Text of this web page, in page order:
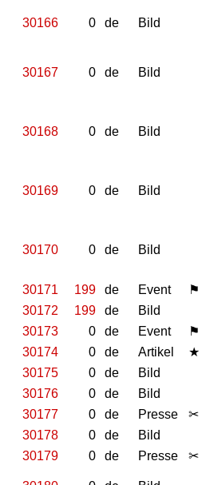
30166 0 de Bild
30167 0 de Bild
30168 0 de Bild
30169 0 de Bild
30170 0 de Bild
30171
199 de Event ⚑
30172
199 de Bild
30173
0 de Event ⚑
30174
0 de Artikel ★
30175
0 de Bild
30176
0 de Bild
30177
0 de Presse ✂
30178
0 de Bild
30179
0 de Presse ✂